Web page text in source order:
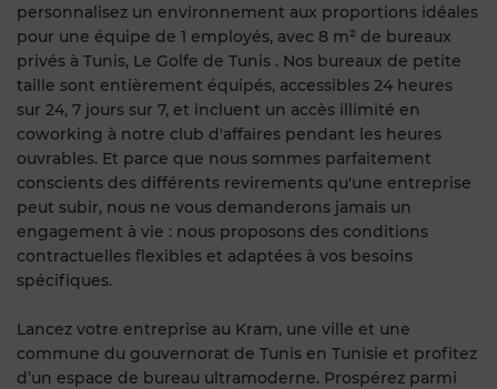
personnalisez un environnement aux proportions idéales
pour une équipe de 1 employés, avec 8 m² de bureaux
privés à Tunis, Le Golfe de Tunis . Nos bureaux de petite
taille sont entièrement équipés, accessibles 24 heures
sur 24, 7 jours sur 7, et incluent un accès illimité en
coworking à notre club d'affaires pendant les heures
ouvrables. Et parce que nous sommes parfaitement
conscients des différents revirements qu'une entreprise
peut subir, nous ne vous demanderons jamais un
engagement à vie : nous proposons des conditions
contractuelles flexibles et adaptées à vos besoins
spécifiques.
Lancez votre entreprise au Kram, une ville et une
commune du gouvernorat de Tunis en Tunisie et profitez
d’un espace de bureau ultramoderne. Prospérez parmi